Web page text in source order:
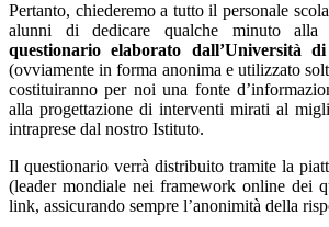
Pertanto, chiederemo a tutto il personale
alunni di dedicare qualche minuto alla
questionario elaborato dall’Università
(ovviamente in forma anonima e utilizzato
costituiranno per noi una fonte
alla progettazione di interventi mirati al
intraprese dal nostro Istituto.
Il questionario verrà distribuito tramite la
(leader mondiale nei framework online dei
link, assicurando sempre l’anonimità della